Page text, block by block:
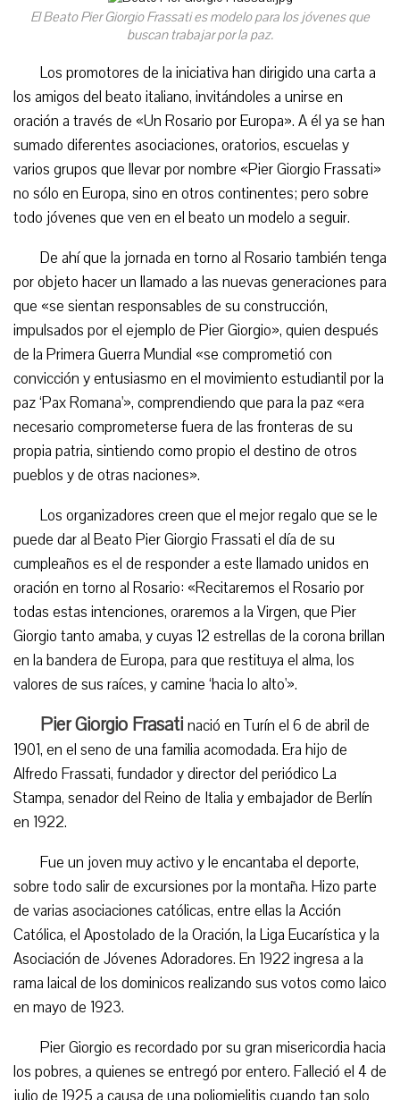
El Beato Pier Giorgio Frassati es modelo para los jóvenes que
buscan trabajar por la paz.
Los promotores de la iniciativa han dirigido una carta a
los amigos del beato italiano, invitándoles a unirse en
oración a través de «Un Rosario por Europa». A él ya se han
sumado diferentes asociaciones, oratorios, escuelas y
varios grupos que llevar por nombre «Pier Giorgio Frassati»
no sólo en Europa, sino en otros continentes; pero sobre
todo jóvenes que ven en el beato un modelo a seguir.
De ahí que la jornada en torno al Rosario también tenga
por objeto hacer un llamado a las nuevas generaciones para
que «se sientan responsables de su construcción,
impulsados por el ejemplo de Pier Giorgio», quien después
de la Primera Guerra Mundial «se comprometió con
convicción y entusiasmo en el movimiento estudiantil por la
paz ‘Pax Romana'», comprendiendo que para la paz «era
necesario comprometerse fuera de las fronteras de su
propia patria, sintiendo como propio el destino de otros
pueblos y de otras naciones».
Los organizadores creen que el mejor regalo que se le
puede dar al Beato Pier Giorgio Frassati el día de su
cumpleaños es el de responder a este llamado unidos en
oración en torno al Rosario: «Recitaremos el Rosario por
todas estas intenciones, oraremos a la Virgen, que Pier
Giorgio tanto amaba, y cuyas 12 estrellas de la corona brillan
en la bandera de Europa, para que restituya el alma, los
valores de sus raíces, y camine ‘hacia lo alto'».
Pier Giorgio Frasati nació en Turín el 6 de abril de
1901, en el seno de una familia acomodada. Era hijo de
Alfredo Frassati, fundador y director del periódico La
Stampa, senador del Reino de Italia y embajador de Berlín
en 1922.
Fue un joven muy activo y le encantaba el deporte,
sobre todo salir de excursiones por la montaña. Hizo parte
de varias asociaciones católicas, entre ellas la Acción
Católica, el Apostolado de la Oración, la Liga Eucarística y la
Asociación de Jóvenes Adoradores. En 1922 ingresa a la
rama laical de los dominicos realizando sus votos como laico
en mayo de 1923.
Pier Giorgio es recordado por su gran misericordia hacia
los pobres, a quienes se entregó por entero. Falleció el 4 de